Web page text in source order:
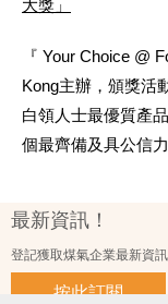
大獎」
『 Your Choice @
Kong主辦，頒獎活
白領人士最優質產
個最齊備及具公信
最新資訊！
登記獲取煤氣企業最新資訊
按此訂閱